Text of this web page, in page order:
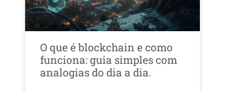
O que é blockchain e como
funciona: guia simples com
analogias do dia a dia.